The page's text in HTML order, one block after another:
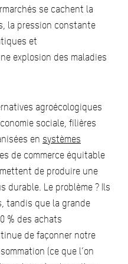
se cachent la
la pression constante
et
explosion des maladies
agroécologiques
sociale, filières
en systèmes
de commerce équitable
de produire une
Le problème ? Ils
tandis que la grande
% des achats
de façonner notre
(ce que l’on